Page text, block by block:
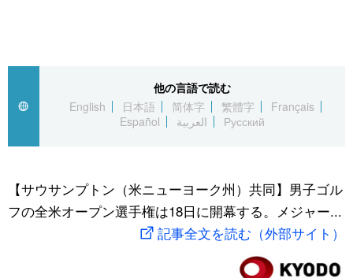
العربية
社会
旅と暮らし
社会
文化
科学・技術
暮らし
お知らせ
他の言語で読む
English
日本語 简体字 繁體字
Français
Español
العربية Русский
【サウサンプトン（米ニューヨーク州）共同】男子ゴル
フの全米オープン選手権は18日に開幕する。メジャー...
記事全文を読む（外部サイト）